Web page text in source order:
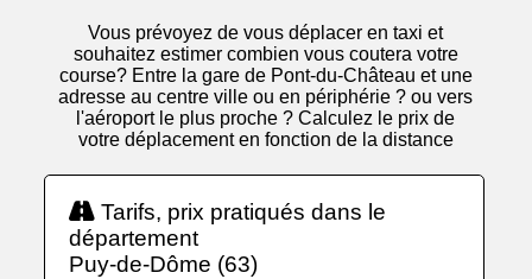
Vous prévoyez de vous déplacer en taxi et
souhaitez estimer combien vous coutera votre
course? Entre la gare de Pont-du-Château et une
adresse au centre ville ou en périphérie ? ou vers
l'aéroport le plus proche ? Calculez le prix de
votre déplacement en fonction de la distance
Tarifs, prix pratiqués dans le
département
Puy-de-Dôme (63)